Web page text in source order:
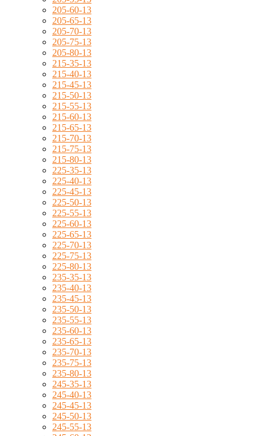
205-60-13
205-65-13
205-70-13
205-75-13
205-80-13
215-35-13
215-40-13
215-45-13
215-50-13
215-55-13
215-60-13
215-65-13
215-70-13
215-75-13
215-80-13
225-35-13
225-40-13
225-45-13
225-50-13
225-55-13
225-60-13
225-65-13
225-70-13
225-75-13
225-80-13
235-35-13
235-40-13
235-45-13
235-50-13
235-55-13
235-60-13
235-65-13
235-70-13
235-75-13
235-80-13
245-35-13
245-40-13
245-45-13
245-50-13
245-55-13